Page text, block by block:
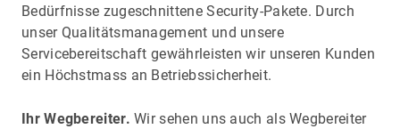
Bedürfnisse zugeschnittene Security-Pakete. Durch
unser Qualitätsmanagement und unsere
Servicebereitschaft gewährleisten wir unseren Kunden
ein Höchstmass an Betriebssicherheit.
Ihr Wegbereiter.Wir sehen uns auch als Wegbereiter